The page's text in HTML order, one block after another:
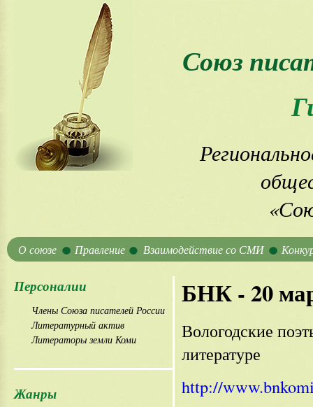
Союз
О союзе Правление Взаимодействие со СМИ
Персоналии
Члены Союза писателей России
Литературный актив
Литераторы земли Коми
Жанры
БНК - 20
Вологодские
литературе
http://